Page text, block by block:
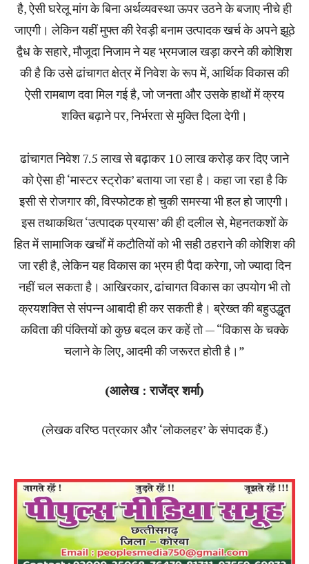
है‚ ऐसी घरेलू मांग के बिना अर्थव्यवस्था ऊपर उठने के बजाए नीचे ही
जाएगी। लेकिन यहीं मुफ्त की रेवड़ी बनाम उत्पादक खर्च के अपने झूठे
द्वैध के सहारे‚ मौजूदा निजाम ने यह भ्रमजाल खड़ा करने की कोशिश
की है कि उसे ढांचागत क्षेत्र में निवेश के रूप में‚ आर्थिक विकास की
ऐसी रामबाण दवा मिल गई है‚ जो जनता और उसके हाथों में क्रय
शक्ति बढ़ाने पर‚ निर्भरता से मुक्ति दिला देगी।
ढांचागत निवेश 7.5 लाख से बढ़ाकर 10 लाख करोड़ कर दिए जाने
को ऐसा ही ‘मास्टर स्ट्रोक’ बताया जा रहा है। कहा जा रहा है कि
इसी से रोजगार की‚ विस्फोटक हो चुकी समस्या भी हल हो जाएगी।
इस तथाकथित ‘उत्पादक प्रयास’ की ही दलील से‚ मेहनतकशों के
हित में सामाजिक खर्चों में कटौतियों को भी सही ठहराने की कोशिश की
जा रही है‚ लेकिन यह विकास का भ्रम ही पैदा करेगा, जो ज्यादा दिन
नहीं चल सकता है। आखिरकार‚ ढांचागत विकास का उपयोग भी तो
क्रयशक्ति से संपन्न आबादी ही कर सकती है। ब्रेख्त की बहुउद्धृत
कविता की पंक्तियों को कुछ बदल कर कहें तो — “विकास के चक्के
चलाने के लिए‚ आदमी की जरूरत होती है।”
(आलेख : राजेंद्र शर्मा)
(लेखक वरिष्ठ पत्रकार और ‘लोकलहर’ के संपादक हैं.)